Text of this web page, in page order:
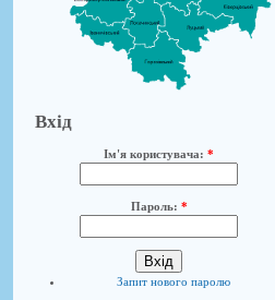
Вхід
Ім'я користувача: *
Пароль: *
Запит нового паролю